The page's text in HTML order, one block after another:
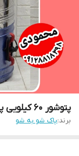
پتوشور ۶۰ کیلویی پاک شو به شو
برند:پاک شو به شو